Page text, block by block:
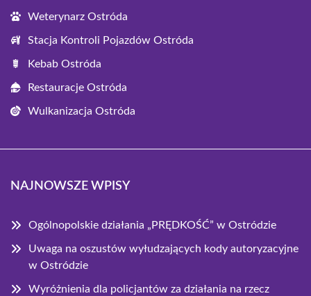
Weterynarz Ostróda
Stacja Kontroli Pojazdów Ostróda
Kebab Ostróda
Restauracje Ostróda
Wulkanizacja Ostróda
NAJNOWSZE WPISY
Ogólnopolskie działania „PRĘDKOŚĆ” w Ostródzie
Uwaga na oszustów wyłudzających kody autoryzacyjne
w Ostródzie
Wyróżnienia dla policjantów za działania na rzecz